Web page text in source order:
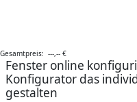
Gesamtpreis: ---,-- €
Fenster online
Konfigurator das
gestalten